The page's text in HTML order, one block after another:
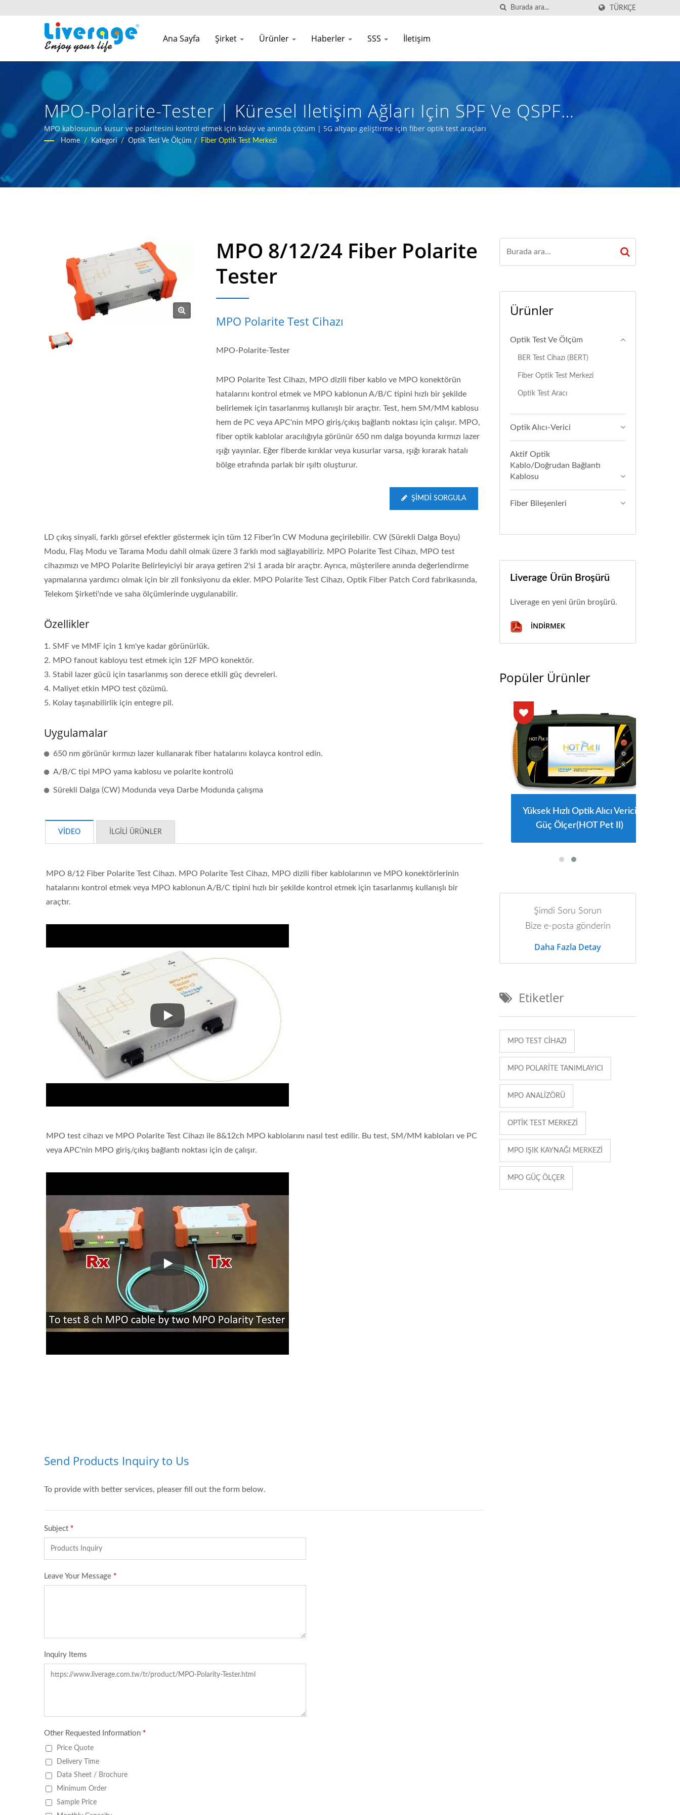
TÜRKÇE
Ana Sayfa Şirket Ürünler Haberler SSS İletişim
MPO-Polarite-Tester | Küresel Iletişim Ağları Için SPF Ve QSPF
Modülleri
MPO kablosunun kusur ve polaritesini kontrol etmek için kolay ve anında çözüm | 5G altyapı geliştirme için fiber optik test araçları
Home / Kategori / Optik Test Ve Ölçüm / Fiber Optik Test Merkezi
MPO 8/12/24 Fiber Polarite
Tester
MPO Polarite Test Cihazı
MPO-Polarite-Tester
MPO Polarite Test Cihazı, MPO dizili fiber kablo ve MPO konektörün
hatalarını kontrol etmek ve MPO kablonun A/B/C tipini hızlı bir şekilde
belirlemek için tasarlanmış kullanışlı bir araçtır. Test, hem SM/MM kablosu
hem de PC veya APC'nin MPO giriş/çıkış bağlantı noktası için çalışır. MPO,
fiber optik kablolar aracılığıyla görünür 650 nm dalga boyunda kırmızı lazer
ışığı yayınlar. Eğer fiberde kırıklar veya kusurlar varsa, ışığı kırarak hatalı
bölge etrafında parlak bir ışıltı oluşturur.
ŞIMDI SORGULA
LD çıkış sinyali, farklı görsel efektler göstermek için tüm 12 Fiber'in CW Moduna geçirilebilir. CW (Sürekli Dalga Boyu)
Modu, Flaş Modu ve Tarama Modu dahil olmak üzere 3 farklı mod sağlayabiliriz. MPO Polarite Test Cihazı, MPO test
cihazımızı ve MPO Polarite Belirleyiciyi bir araya getiren 2'si 1 arada bir araçtır. Ayrıca, müşterilere anında değerlendirme
yapmalarına yardımcı olmak için bir zil fonksiyonu da ekler. MPO Polarite Test Cihazı, Optik Fiber Patch Cord fabrikasında,
Telekom Şirketi'nde ve saha ölçümlerinde uygulanabilir.
Özellikler
1. SMF ve MMF için 1 km'ye kadar görünürlük.
2. MPO fanout kabloyu test etmek için 12F MPO konektör.
3. Stabil lazer gücü için tasarlanmış son derece etkili güç devreleri.
4. Maliyet etkin MPO test çözümü.
5. Kolay taşınabilirlik için entegre pil.
Uygulamalar
650 nm görünür kırmızı lazer kullanarak fiber hatalarını kolayca kontrol edin.
A/B/C tipi MPO yama kablosu ve polarite kontrolü
Sürekli Dalga (CW) Modunda veya Darbe Modunda çalışma
VIDEO İLGILI ÜRÜNLER
MPO 8/12 Fiber Polarite Test Cihazı. MPO Polarite Test Cihazı, MPO dizili fiber kablolarının ve MPO konektörlerinin
hatalarını kontrol etmek veya MPO kablonun A/B/C tipini hızlı bir şekilde kontrol etmek için tasarlanmış kullanışlı bir
araçtır.
MPO 8/12 Fiber Polarite Test Cihazı. MPO Polarite Test Cihazı, MPO dizili fiber kablolarının ve MPO konektörlerinin hatalarını kontrol etmek
MPO test cihazı ve MPO Polarite Test Cihazı ile 8&12ch MPO kablolarını nasıl test edilir. Bu test, SM/MM kabloları ve PC
veya APC'nin MPO giriş/çıkış bağlantı noktası için de çalışır.
MPO test cihazı ve MPO Polarite Test Cihazı ile 8&12ch MPO kablolarını nasıl test edilir. Bu test, SM/MM kabloları ve PC veya APC'nin MPO
Ürünler
Optik Test Ve Ölçüm
BER Test Cihazı (BERT)
Fiber Optik Test Merkezi
Optik Test Aracı
Optik Alıcı-Verici
Aktif Optik
Kablo/Doğrudan Bağlantı
Kablosu
Fiber Bileşenleri
Liverage Ürün Broşürü
Liverage en yeni ürün broşürü.
İNDIRMEK
Popüler Ürünler
Yüksek Hızlı Optik Alıcı Verici
Güç Ölçer(HOT Pet II)
Şimdi Soru Sorun
Bize e-posta gönderin
Daha Fazla Detay
Etiketler
MPO TEST CIHAZI
MPO POLARITE TANIMLAYICI
MPO ANALIZÖRÜ
OPTIK TEST MERKEZI
MPO IŞIK KAYNAĞI MERKEZI
MPO GÜÇ ÖLÇER